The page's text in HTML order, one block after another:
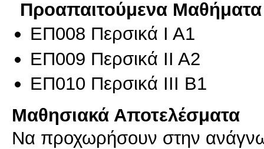
Προαπαιτούμενα Μαθήματα
ΕΠ008 Περσικά Ι Α1
ΕΠ009 Περσικά ΙΙ Α2
ΕΠ010 Περσικά ΙΙΙ Β1
Μαθησιακά Αποτελέσματα
Να προχωρήσουν στην